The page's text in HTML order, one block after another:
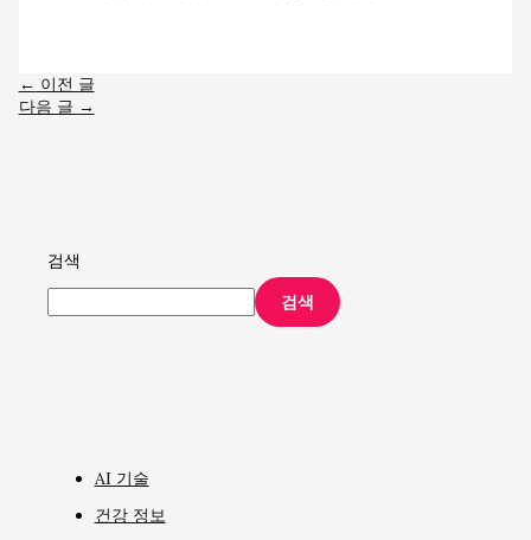
← 이전 글
다음 글 →
검색
검색
AI 기술
건강 정보